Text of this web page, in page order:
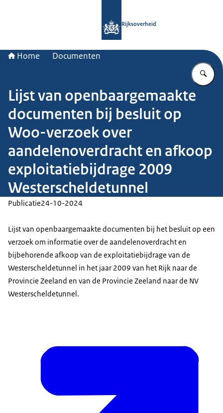
Rijksoverheid
Home Documenten
Lijst van openbaargemaakte
documenten bij besluit op
Woo-verzoek over
aandelenoverdracht en afkoop
exploitatiebijdrage 2009
Westerscheldetunnel
Publicatie24-10-2024
Lijst van openbaargemaakte documenten bij het besluit op een
verzoek om informatie over de aandelenoverdracht en
bijbehorende afkoop van de exploitatiebijdrage van de
Westerscheldetunnel in het jaar 2009 van het Rijk naar de
Provincie Zeeland en van de Provincie Zeeland naar de NV
Westerscheldetunnel.